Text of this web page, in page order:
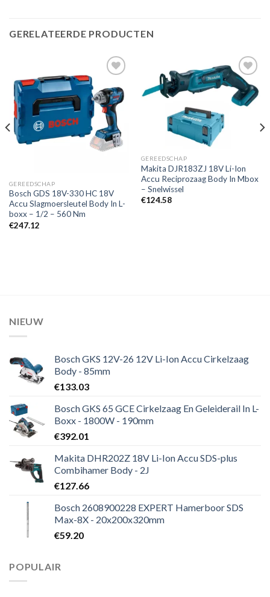
GERELATEERDE PRODUCTEN
Toevoegen
aan
verlanglijst
GEREEDSCHAP
Bosch GDS 18V-330 HC 18V
Accu Slagmoersleutel Body In L-
boxx – 1/2 – 560 Nm
€247.12
Toevoegen
verlanglijst
GEREEDSCHAP
Makita DJR183ZJ 18V Li-Ion
Accu Reciprozaag Body In Mbox
– Snelwissel
€124.58
NIEUW
Bosch GKS 12V-26 12V Li-Ion Accu Cirkelzaag
Body - 85mm
€133.03
Bosch GKS 65 GCE Cirkelzaag En Geleiderail In L-
Boxx - 1800W - 190mm
€392.01
Makita DHR202Z 18V Li-Ion Accu SDS-plus
Combihamer Body - 2J
€127.66
Bosch 2608900228 EXPERT Hamerboor SDS
Max-8X - 20x200x320mm
€59.20
POPULAIR